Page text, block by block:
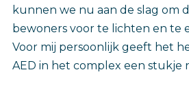
kunnen we nu aan de slag om
bewoners voor te lichten en te
Voor mij persoonlijk geeft het
AED in het complex een stukje